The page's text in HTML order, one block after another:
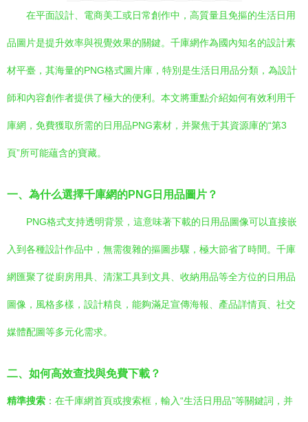
在平面設計、電商美工或日常創作中，高質量且免摳的生活日用
品圖片是提升效率與視覺效果的關鍵。千庫網作為國內知名的設計素
材平臺，其海量的PNG格式圖片庫，特別是生活日用品分類，為設計
師和內容創作者提供了極大的便利。本文將重點介紹如何有效利用千
庫網，免費獲取所需的日用品PNG素材，并聚焦于其資源庫的“第3
頁”所可能蘊含的寶藏。
一、為什么選擇千庫網的PNG日用品圖片？
PNG格式支持透明背景，這意味著下載的日用品圖像可以直接嵌
入到各種設計作品中，無需復雜的摳圖步驟，極大節省了時間。千庫
網匯聚了從廚房用具、清潔工具到文具、收納用品等全方位的日用品
圖像，風格多樣，設計精良，能夠滿足宣傳海報、產品詳情頁、社交
媒體配圖等多元化需求。
二、如何高效查找與免費下載？
精準搜索 ：在千庫網首頁或搜索框，輸入“生活日用品”等關鍵詞，并